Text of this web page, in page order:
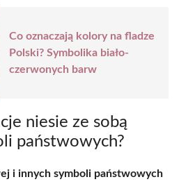
Co oznaczają kolory na fladze
Polski? Symbolika biało-
czerwonych barw
niesie ze sobą
państwowych?
i innych symboli państwowych